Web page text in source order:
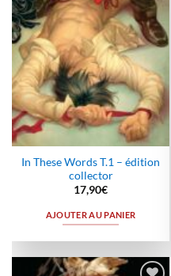
In These Words T.1 – édition
collector
17,90€
AJOUTER AU PANIER